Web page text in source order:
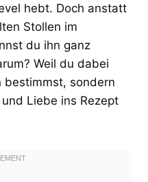
hebt. Doch anstatt
Stollen im
du ihn ganz
Weil du dabei
bestimmst, sondern
Liebe ins Rezept